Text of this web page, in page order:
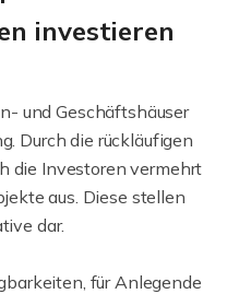
investieren
und Geschäftshäuser
Durch die rückläufigen
die Investoren vermehrt
aus. Diese stellen
dar.
für Anlegende